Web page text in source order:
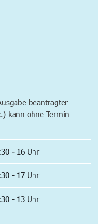
beantragter
kann ohne Termin
- 16 Uhr
- 17 Uhr
- 13 Uhr